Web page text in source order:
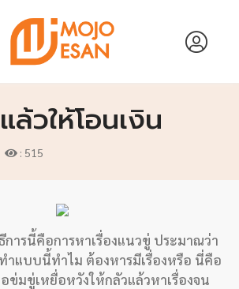
ล้วให้โอนเงิน
: 515
การนี้คือการหาเรื่องแนวขู่ ประมาณว่า
แบบนี้ทำไม ต้องหารมีเรื่องหรือ นี่คือ
ข่มขู่เหยื่อหวังให้กลัวแล้วหาเรื่องจน